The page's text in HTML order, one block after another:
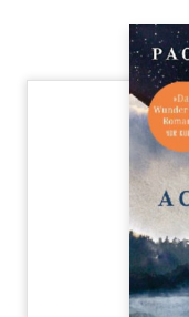
Hobbi, szabadidő
Szótár, nyelvkönyv
Tankönyv, segédkönyv
Társadalomtudomány